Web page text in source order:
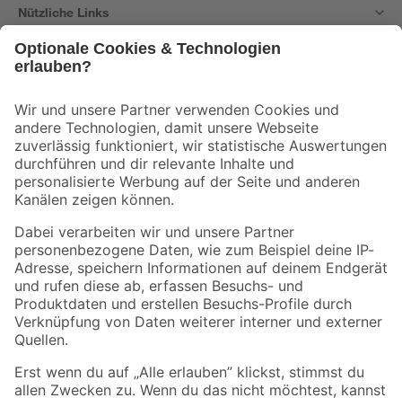
Nützliche Links
Der toom Newsletter: Keine Angebote und Aktionen mehr verpassen!
Zur Newsletter Anmeldung
Folge uns
Zahlungsarten Versandarten
Sicher einkaufen